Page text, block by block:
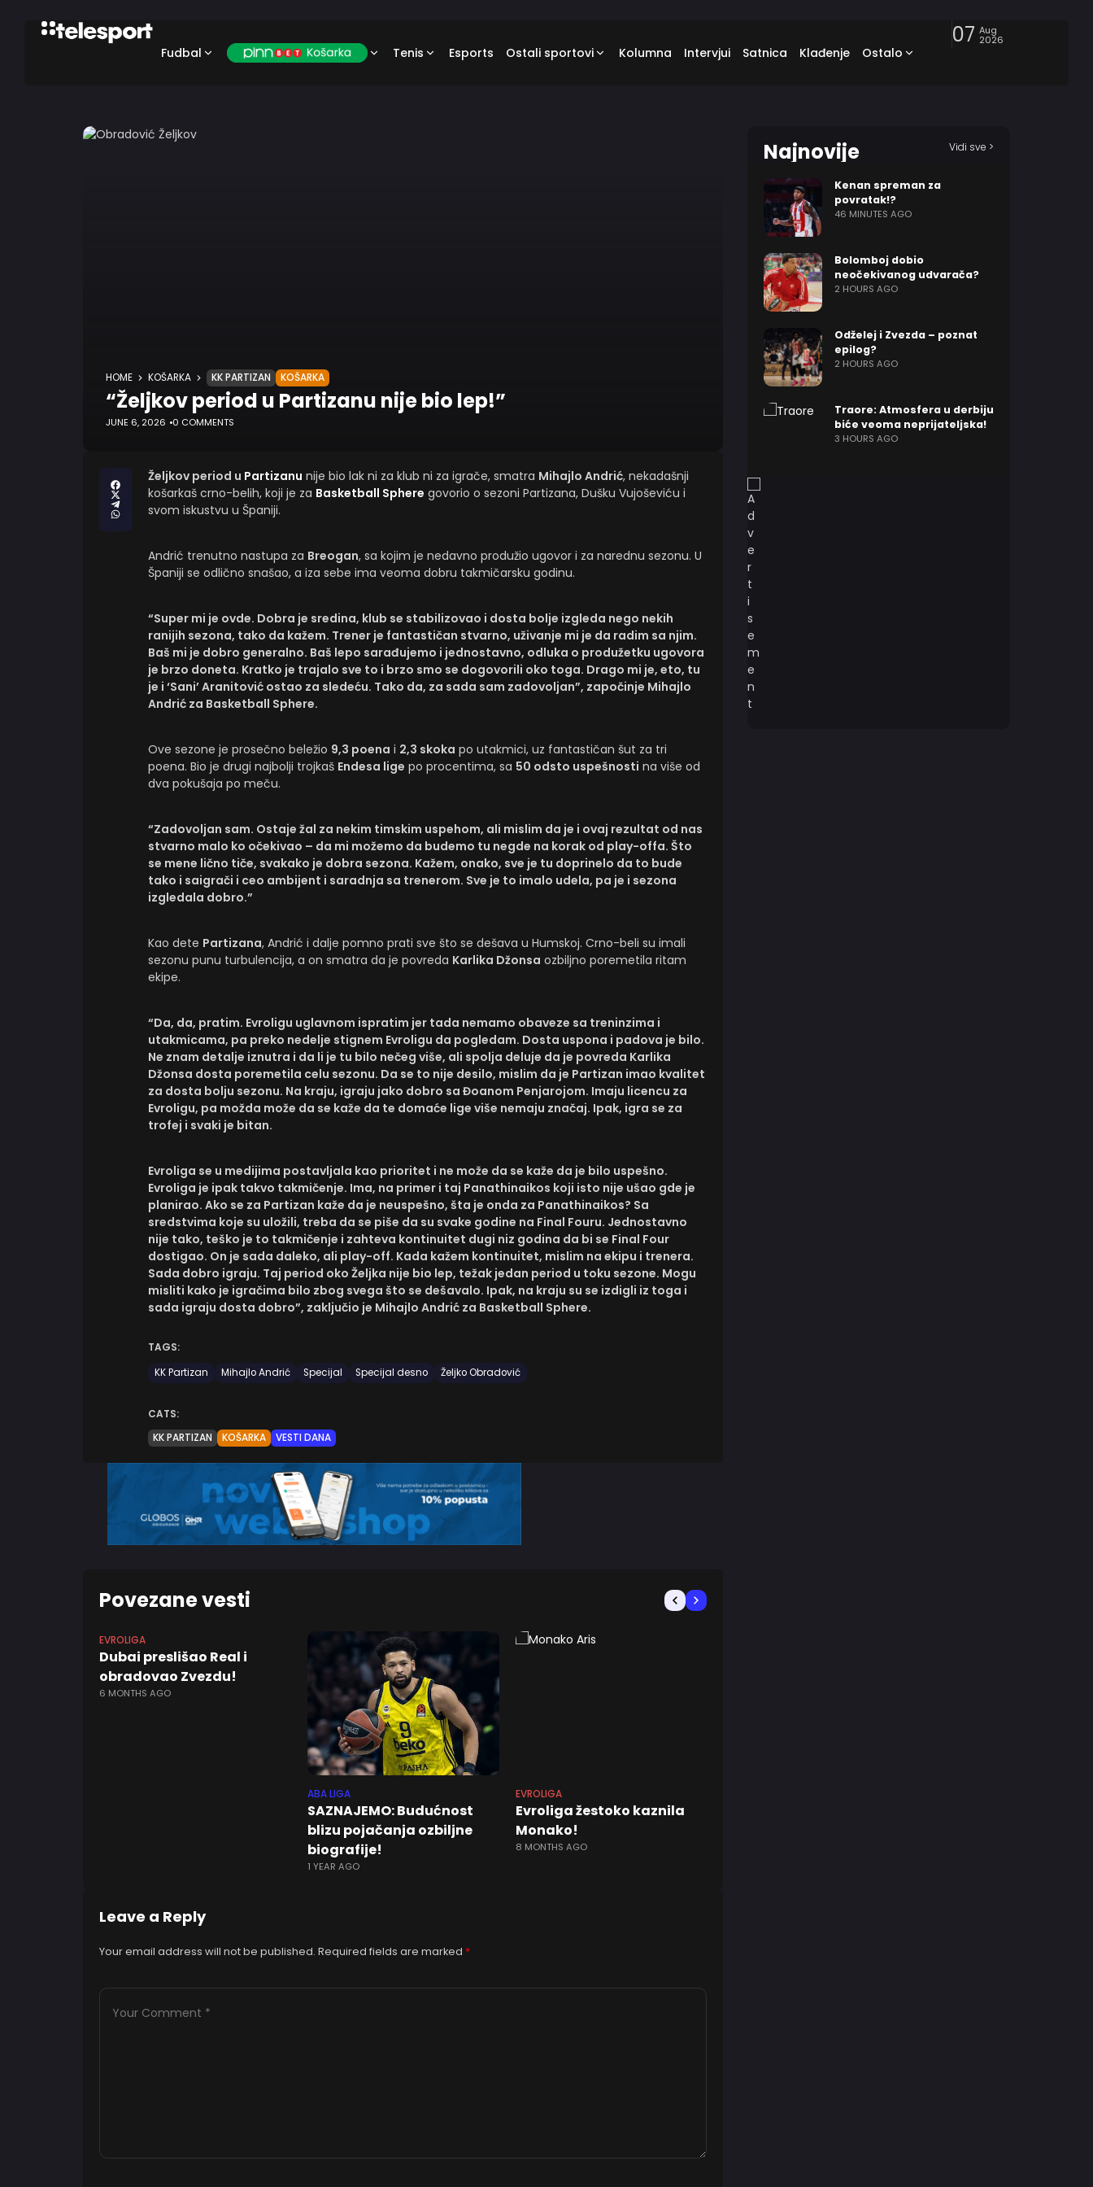
Fudbal Tenis Esports Ostali sportovi Kolumna Intervjui Satnica Klađenje Ostalo
07 Aug
2026
HOME KOŠARKA KK PARTIZAN KOŠARKA
“Željkov period u Partizanu nije bio lep!”
JUNE 6, 2026 0 COMMENTS
Željkov period u Partizanu nije bio lak ni za klub ni za igrače, smatra Mihajlo Andrić, nekadašnji
košarkaš crno-belih, koji je za Basketball Sphere govorio o sezoni Partizana, Dušku Vujoševiću i
svom iskustvu u Španiji.
Andrić trenutno nastupa za Breogan, sa kojim je nedavno produžio ugovor i za narednu sezonu. U
Španiji se odlično snašao, a iza sebe ima veoma dobru takmičarsku godinu.
“Super mi je ovde. Dobra je sredina, klub se stabilizovao i dosta bolje izgleda nego nekih
ranijih sezona, tako da kažem. Trener je fantastičan stvarno, uživanje mi je da radim sa njim.
Baš mi je dobro generalno. Baš lepo sarađujemo i jednostavno, odluka o produžetku ugovora
je brzo doneta. Kratko je trajalo sve to i brzo smo se dogovorili oko toga. Drago mi je, eto, tu
je i ‘Sani’ Aranitović ostao za sledeću. Tako da, za sada sam zadovoljan”, započinje Mihajlo
Andrić za Basketball Sphere.
Ove sezone je prosečno beležio 9,3 poena i 2,3 skoka po utakmici, uz fantastičan šut za tri
poena. Bio je drugi najbolji trojkaš Endesa lige po procentima, sa 50 odsto uspešnosti na više od
dva pokušaja po meču.
“Zadovoljan sam. Ostaje žal za nekim timskim uspehom, ali mislim da je i ovaj rezultat od nas
stvarno malo ko očekivao – da mi možemo da budemo tu negde na korak od play-offa. Što
se mene lično tiče, svakako je dobra sezona. Kažem, onako, sve je tu doprinelo da to bude
tako i saigrači i ceo ambijent i saradnja sa trenerom. Sve je to imalo udela, pa je i sezona
izgledala dobro.”
Kao dete Partizana, Andrić i dalje pomno prati sve što se dešava u Humskoj. Crno-beli su imali
sezonu punu turbulencija, a on smatra da je povreda Karlika Džonsa ozbiljno poremetila ritam
ekipe.
“Da, da, pratim. Evroligu uglavnom ispratim jer tada nemamo obaveze sa treninzima i
utakmicama, pa preko nedelje stignem Evroligu da pogledam. Dosta uspona i padova je bilo.
Ne znam detalje iznutra i da li je tu bilo nečeg više, ali spolja deluje da je povreda Karlika
Džonsa dosta poremetila celu sezonu. Da se to nije desilo, mislim da je Partizan imao kvalitet
za dosta bolju sezonu. Na kraju, igraju jako dobro sa Đoanom Penjarojom. Imaju licencu za
Evroligu, pa možda može da se kaže da te domaće lige više nemaju značaj. Ipak, igra se za
trofej i svaki je bitan.
Evroliga se u medijima postavljala kao prioritet i ne može da se kaže da je bilo uspešno.
Evroliga je ipak takvo takmičenje. Ima, na primer i taj Panathinaikos koji isto nije ušao gde je
planirao. Ako se za Partizan kaže da je neuspešno, šta je onda za Panathinaikos? Sa
sredstvima koje su uložili, treba da se piše da su svake godine na Final Fouru. Jednostavno
nije tako, teško je to takmičenje i zahteva kontinuitet dugi niz godina da bi se Final Four
dostigao. On je sada daleko, ali play-off. Kada kažem kontinuitet, mislim na ekipu i trenera.
Sada dobro igraju. Taj period oko Željka nije bio lep, težak jedan period u toku sezone. Mogu
misliti kako je igračima bilo zbog svega što se dešavalo. Ipak, na kraju su se izdigli iz toga i
sada igraju dosta dobro”, zaključio je Mihajlo Andrić za Basketball Sphere.
TAGS:
KK Partizan
Mihajlo Andrić Specijal Specijal desno Željko Obradović
CATS:
KK PARTIZAN
KOŠARKA VESTI DANA
Povezane vesti
EVROLIGA
Dubai preslišao Real i
obradovao Zvezdu!
6 MONTHS AGO
ABA LIGA
SAZNAJEMO: Budućnost
blizu pojačanja ozbiljne
biografije!
1 YEAR AGO
EVROLIGA
Evroliga žestoko kaznila
Monako!
8 MONTHS AGO
Leave a Reply
Your email address will not be published. Required fields are marked *
Najnovije Vidi sve >
Kenan spreman za
povratak!?
46 MINUTES AGO
Bolomboj dobio
neočekivanog udvarača?
2 HOURS AGO
Odželej i Zvezda – poznat
epilog?
2 HOURS AGO
Traore: Atmosfera u derbiju
biće veoma neprijateljska!
3 HOURS AGO